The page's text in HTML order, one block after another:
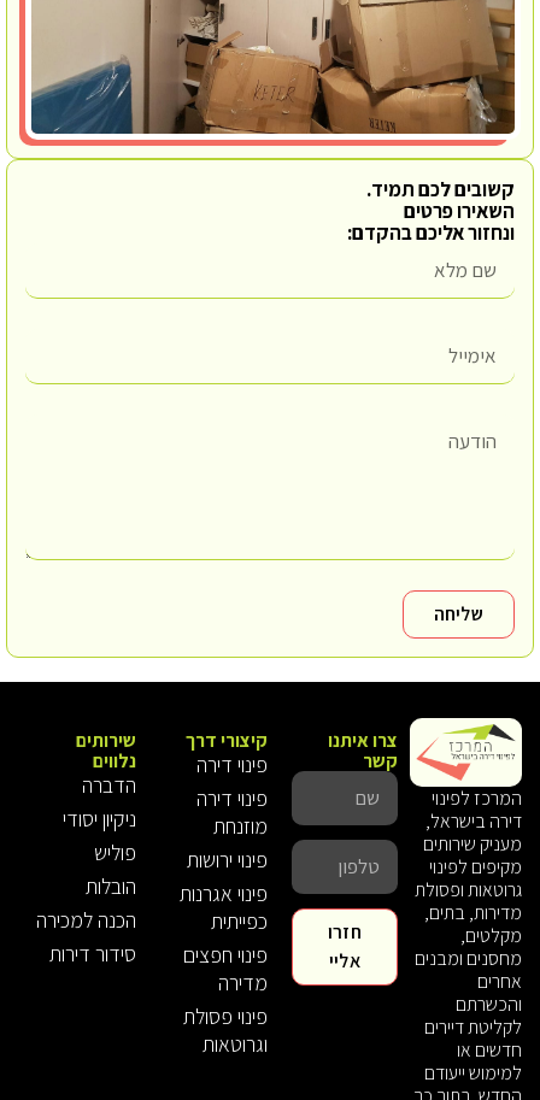
קשובים לכם תמיד.
השאירו פרטים
ונחזור אליכם בהקדם:
שליחה
המרכז לפינוי
דירה בישראל,
מעניק שירותים
מקיפים לפינוי
גרוטאות ופסולת
מדירות, בתים,
מקלטים,
מחסנים ומבנים
אחרים
והכשרתם
לקליטת דיירים
חדשים או
למימוש ייעודם
קיצורי דרך
פינוי דירה
פינוי דירה
מוזנחת
פינוי ירושות
פינוי אגרנות
כפייתית
פינוי חפצים
מדירה
פינוי פסולת
וגרוטאות
שירותים
נלווים
הדברה
ניקיון יסודי
פוליש
הובלות
הכנה למכירה
סידור דירות
צרו איתנו
קשר
חזרו
אליי